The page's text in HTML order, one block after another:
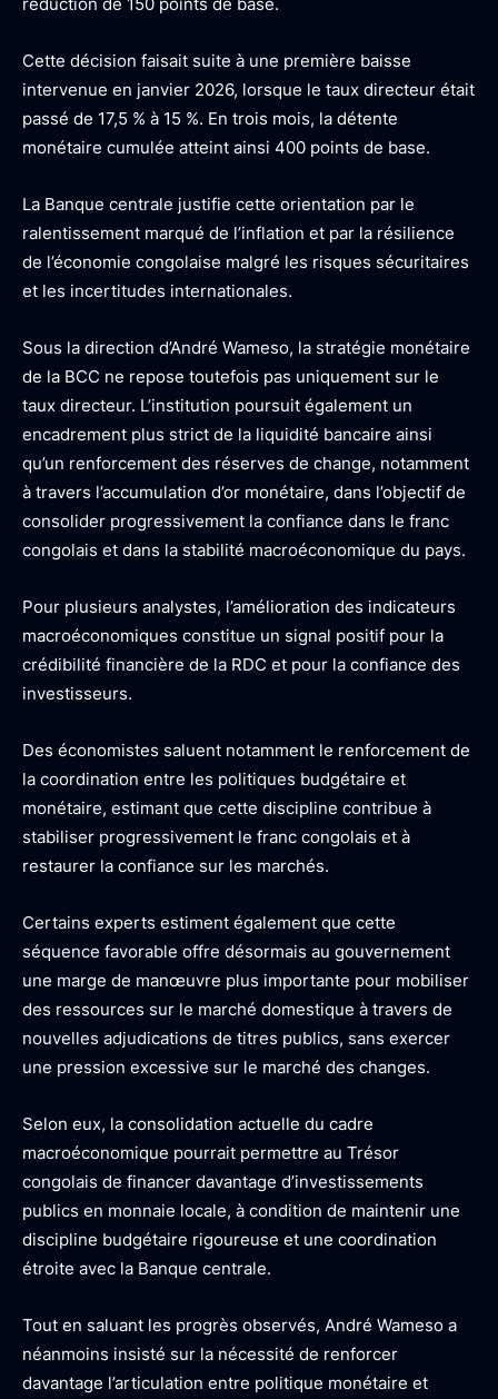
Cette décision faisait suite à une première baisse
intervenue en janvier 2026, lorsque le taux directeur était
passé de 17,5 % à 15 %. En trois mois, la détente
monétaire cumulée atteint ainsi 400 points de base.
La Banque centrale justifie cette orientation par le
ralentissement marqué de l’inflation et par la résilience
de l’économie congolaise malgré les risques sécuritaires
et les incertitudes internationales.
Sous la direction d’André Wameso, la stratégie monétaire
de la BCC ne repose toutefois pas uniquement sur le
taux directeur. L’institution poursuit également un
encadrement plus strict de la liquidité bancaire ainsi
qu’un renforcement des réserves de change, notamment
à travers l’accumulation d’or monétaire, dans l’objectif de
consolider progressivement la confiance dans le franc
congolais et dans la stabilité macroéconomique du pays.
Pour plusieurs analystes, l’amélioration des indicateurs
macroéconomiques constitue un signal positif pour la
crédibilité financière de la RDC et pour la confiance des
investisseurs.
Des économistes saluent notamment le renforcement de
la coordination entre les politiques budgétaire et
monétaire, estimant que cette discipline contribue à
stabiliser progressivement le franc congolais et à
restaurer la confiance sur les marchés.
Certains experts estiment également que cette
séquence favorable offre désormais au gouvernement
une marge de manœuvre plus importante pour mobiliser
des ressources sur le marché domestique à travers de
nouvelles adjudications de titres publics, sans exercer
une pression excessive sur le marché des changes.
Selon eux, la consolidation actuelle du cadre
macroéconomique pourrait permettre au Trésor
congolais de financer davantage d’investissements
publics en monnaie locale, à condition de maintenir une
discipline budgétaire rigoureuse et une coordination
étroite avec la Banque centrale.
Tout en saluant les progrès observés, André Wameso a
néanmoins insisté sur la nécessité de renforcer
davantage l’articulation entre politique monétaire et